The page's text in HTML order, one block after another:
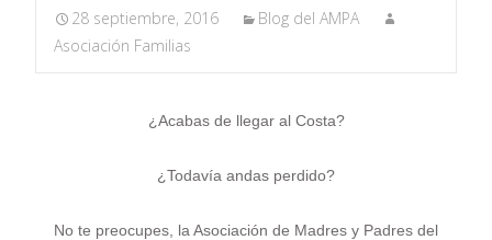
28 septiembre, 2016
Blog del AMPA
Asociación Familias
¿Acabas de llegar al Costa?
¿Todavía andas perdido?
No te preocupes, la Asociación de Madres y Padres del